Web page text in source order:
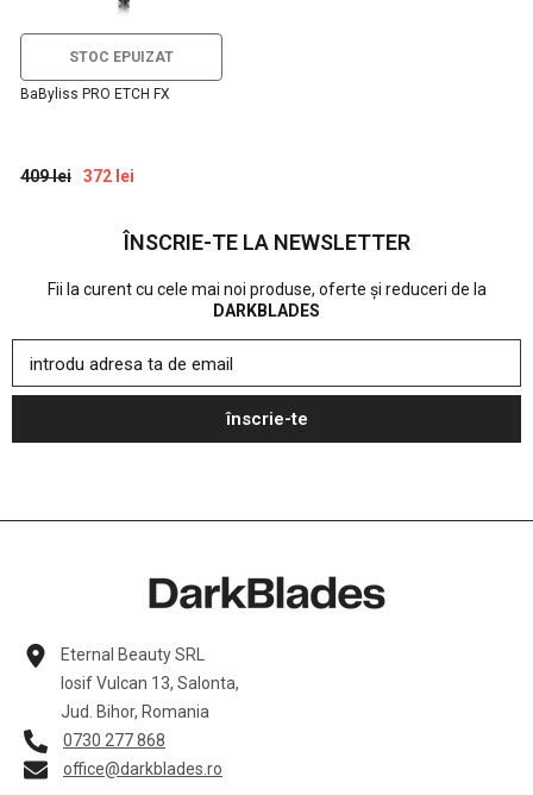
STOC EPUIZAT
BaByliss PRO ETCH FX
409 lei 372 lei
ÎNSCRIE-TE LA NEWSLETTER
Fii la curent cu cele mai noi produse, oferte și reduceri de la
DARKBLADES
introdu adresa ta de email
înscrie-te
Eternal Beauty SRL
Iosif Vulcan 13, Salonta,
Jud. Bihor, Romania
0730 277 868
office@darkblades.ro